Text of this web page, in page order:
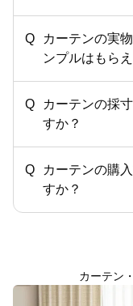
カーテンの実
ンプルはもら
カーテンの採
すか？
カーテンの購
すか？
カーテン